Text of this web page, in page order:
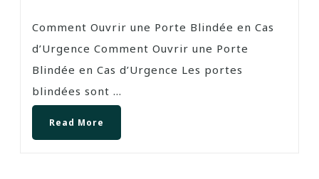
Comment Ouvrir une Porte Blindée en Cas
d’Urgence Comment Ouvrir une Porte
Blindée en Cas d’Urgence Les portes
blindées sont ...
Read More